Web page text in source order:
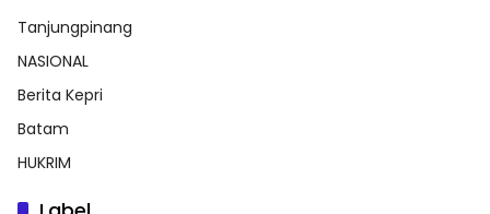
Tanjungpinang
NASIONAL
Berita Kepri
Batam
HUKRIM